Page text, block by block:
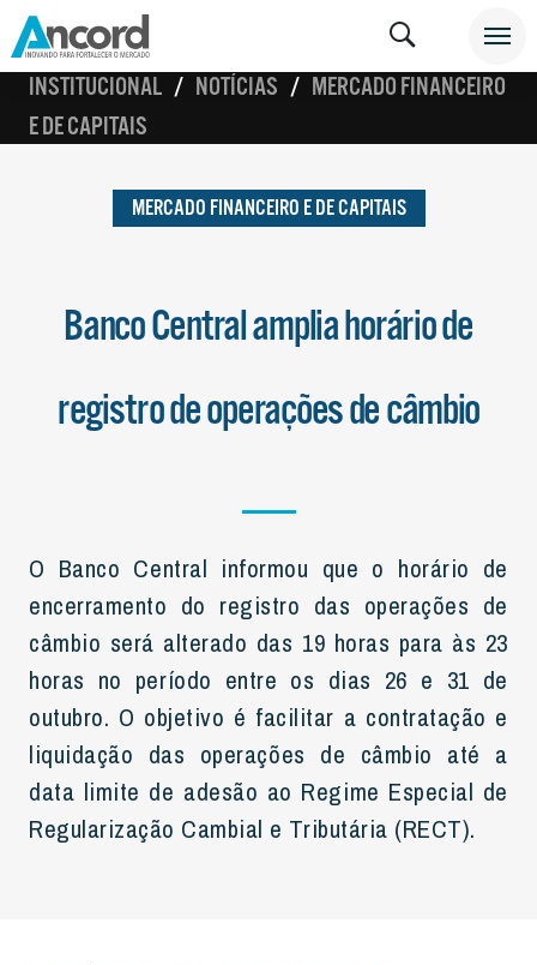
INSTITUCIONAL NOTÍCIAS
MERCADO FINANCEIRO
E DE CAPITAIS
MERCADO FINANCEIRO E DE CAPITAIS
Banco Central amplia horário de
registro de operações de câmbio
O Banco Central informou que o horário de
encerramento do registro das operações de
câmbio será alterado das 19 horas para às 23
horas no período entre os dias 26 e 31 de
outubro. O objetivo é facilitar a contratação e
liquidação das operações de câmbio até a
data limite de adesão ao Regime Especial de
Regularização Cambial e Tributária (RECT).